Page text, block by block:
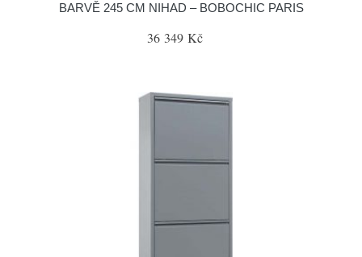
BARVĚ 245 CM NIHAD – BOBOCHIC PARIS
36 349 Kč